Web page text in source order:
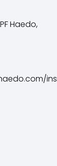
Haedo,
ins